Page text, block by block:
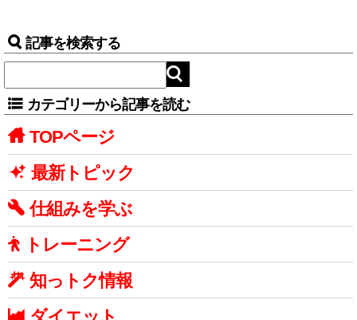
記事を検索する
カテゴリーから記事を読む
TOPページ
最新トピック
仕組みを学ぶ
トレーニング
知っトク情報